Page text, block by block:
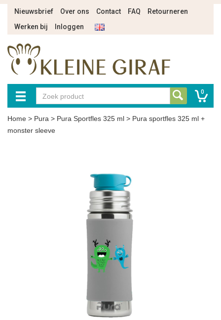
Nieuwsbrief Over ons Contact FAQ
Retourneren
Werken bij
Inloggen
0
Home > Pura > Pura Sportfles 325 ml > Pura sportfles 325 ml +
monster sleeve